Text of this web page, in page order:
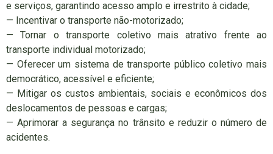
e serviços, garantindo acesso amplo e irrestrito à cidade;
— Incentivar o transporte não-motorizado;
— Tornar o transporte coletivo mais atrativo frente ao
transporte individual motorizado;
— Oferecer um sistema de transporte público coletivo mais
democrático, acessível e eficiente;
— Mitigar os custos ambientais, sociais e econômicos dos
deslocamentos de pessoas e cargas;
— Aprimorar a segurança no trânsito e reduzir o número de
acidentes.